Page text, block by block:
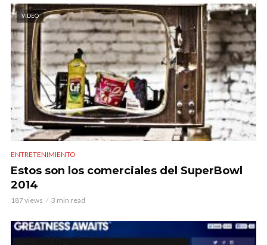
VIDEO
ENTRETENIMIENTO
Estos son los comerciales del SuperBowl
2014
187 views 3 min read